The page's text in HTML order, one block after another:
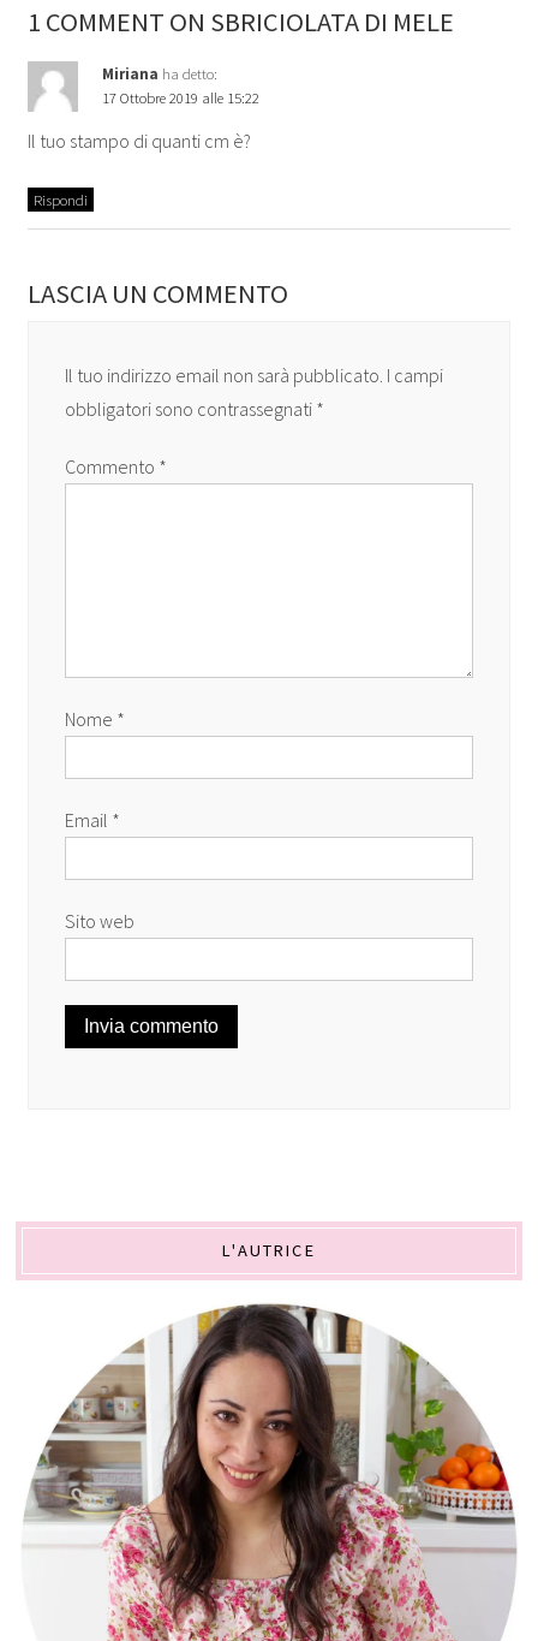
1 COMMENT ON SBRICIOLATA DI MELE
Miriana ha detto:
17 Ottobre 2019 alle 15:22
Il tuo stampo di quanti cm è?
Rispondi
LASCIA UN COMMENTO
Il tuo indirizzo email non sarà pubblicato. I campi
obbligatori sono contrassegnati *
Commento *
Nome *
Email *
Sito web
L'AUTRICE